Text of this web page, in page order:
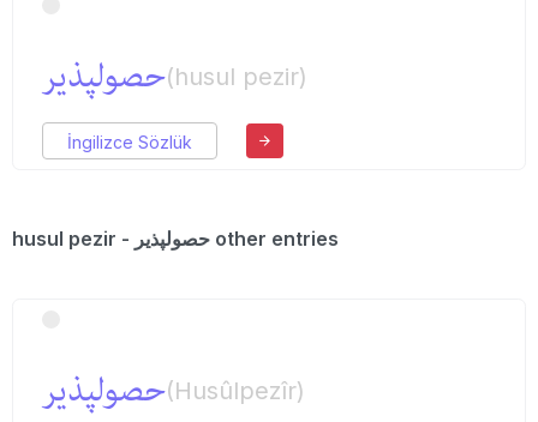
حصولپذیر(husul pezir)
İngilizce Sözlük
husul pezir - حصولپذیر other entries
حصولپذیر(Husûlpezîr)